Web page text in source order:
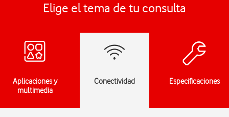
Elige el tema de tu consulta
Aplicaciones y
multimedia
Conectividad Especificaciones